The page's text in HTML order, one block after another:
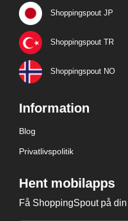
Shoppingspout JP
Shoppingspout TR
Shoppingspout NO
Information
Blog
Privatlivspolitik
Hent mobilapps
Få ShoppingSpout på